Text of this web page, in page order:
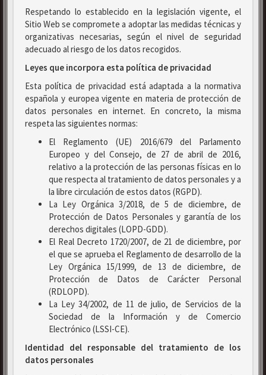
Respetando lo establecido en la legislación vigente, el
Sitio Web se compromete a adoptar las medidas técnicas y
organizativas necesarias, según el nivel de seguridad
adecuado al riesgo de los datos recogidos.
Leyes que incorpora esta política de privacidad
Esta política de privacidad está adaptada a la normativa
española y europea vigente en materia de protección de
datos personales en internet. En concreto, la misma
respeta las siguientes normas:
El Reglamento (UE) 2016/679 del Parlamento
Europeo y del Consejo, de 27 de abril de 2016,
relativo a la protección de las personas físicas en lo
que respecta al tratamiento de datos personales y a
la libre circulación de estos datos (RGPD).
La Ley Orgánica 3/2018, de 5 de diciembre, de
Protección de Datos Personales y garantía de los
derechos digitales (LOPD-GDD).
El Real Decreto 1720/2007, de 21 de diciembre, por
el que se aprueba el Reglamento de desarrollo de la
Ley Orgánica 15/1999, de 13 de diciembre, de
Protección de Datos de Carácter Personal
(RDLOPD).
La Ley 34/2002, de 11 de julio, de Servicios de la
Sociedad de la Información y de Comercio
Electrónico (LSSI-CE).
Identidad del responsable del tratamiento de los
datos personales